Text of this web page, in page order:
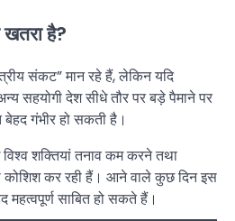
खतरा है?
संकट” मान रहे हैं, लेकिन यदि
सहयोगी देश सीधे तौर पर बड़े पैमाने पर
बेहद गंभीर हो सकती है।
शक्तियां तनाव कम करने तथा
कर रही हैं। आने वाले कुछ दिन इस
साबित हो सकते हैं।